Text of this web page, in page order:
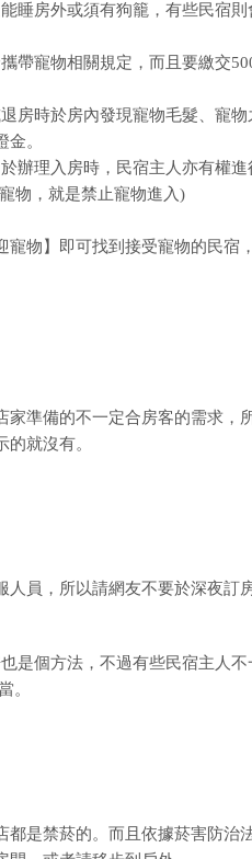
睡房外或須有狗籠，有些民宿
帶寵物相關規定，而且要繳交
房時於房內發現寵物毛髮、寵
。
辦理入房時，民宿主人亦有權進
物，就是禁止寵物進入)
寵物】即可找到接受寵物的民宿
家準備的不一定合房客的需求
的就沒有。
人員，所以請網友不要於深夜
是個方法，不過有些民宿主人
。
是禁菸的。而且依據菸害防治